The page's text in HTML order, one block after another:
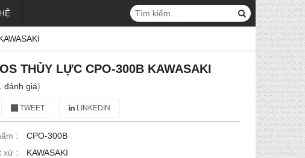
THỦY LỰC CPO-300B KAWASAKI
đánh giá)
TWEET LINKEDIN
:
CPO-300B
xứ :
KAWASAKI